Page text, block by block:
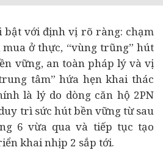
bật với định vị rõ ràng: chạm
ở thực, “vùng trũng” hút
vững, an toàn pháp lý và vị
tâm” hứa hẹn khai thác
là lý do dòng căn hộ 2PN
trì sức hút bền vững từ sau
6 vừa qua và tiếp tục tạo
khai nhịp 2 sắp tới.